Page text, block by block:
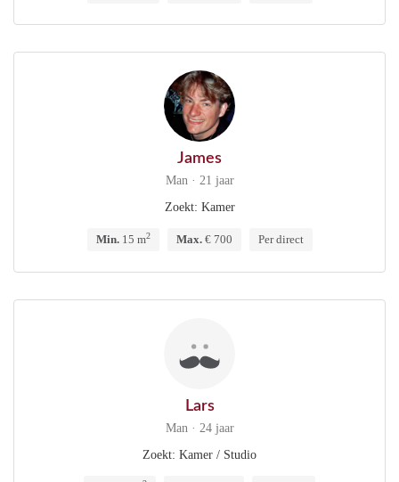
James
Man · 21 jaar
Zoekt: Kamer
Min.15 m2 Max.€ 700 Per direct
Lars
Man · 24 jaar
Zoekt: Kamer / Studio